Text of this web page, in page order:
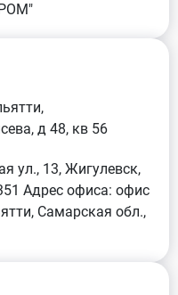
д 48, кв 56
ул., 13, Жигулевск,
Адрес офиса: офис
Самарская обл.,